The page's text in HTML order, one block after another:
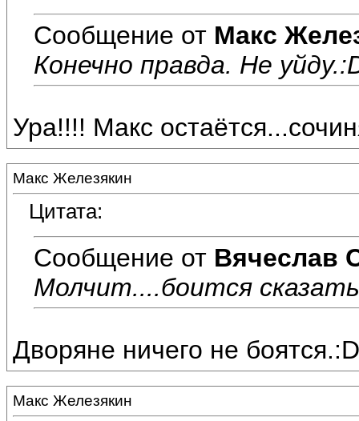
Сообщение от Макс
Конечно правда. Не
Ура!!!! Макс
Макс Железякин
Цитата:
Сообщение от Вячеслав
Молчит....боится
Дворяне ничего не
Макс Железякин